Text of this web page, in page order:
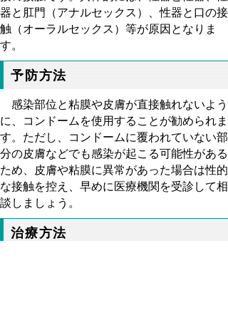
器と肛門（アナルセックス）、性器と口の接
触（オーラルセックス）等が原因となりま
す。
予防方法
感染部位と粘膜や皮膚が直接触れないよう
に、コンドームを使用することが勧められま
す。ただし、コンドームに覆われていない部
分の皮膚などでも感染が起こる可能性がある
ため、皮膚や粘膜に異常があった場合は性的
な接触を控え、早めに医療機関を受診して相
談しましょう。
治療方法